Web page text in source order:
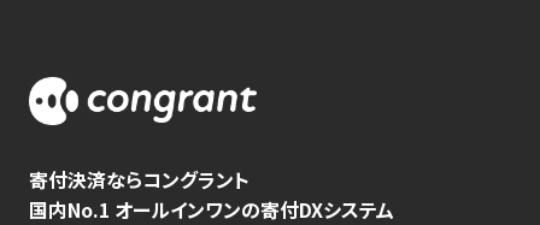
寄付決済ならコングラント
国内No.1 オールインワンの寄付DXシステム